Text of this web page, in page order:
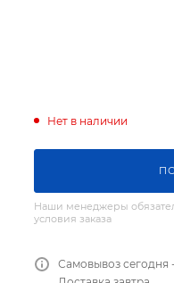
Нет в наличии
Наши менеджеры
условия заказа
Самовывоз сегодня